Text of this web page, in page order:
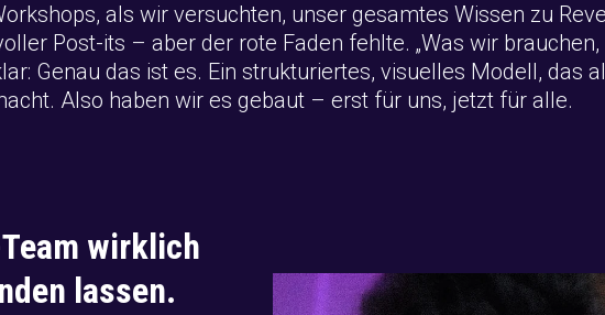
als wir versuchten, unser gesamtes Wissen zu
Post-its – aber der rote Faden fehlte. „Was wir
Genau das ist es. Ein strukturiertes, visuelles Modell, das
Also haben wir es gebaut – erst für uns, jetzt für alle.
wirklich
lassen.